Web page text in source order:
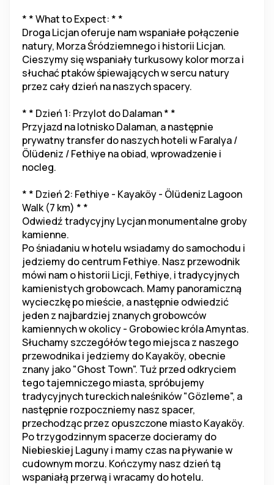
* * What to Expect: * *
Droga Licjan oferuje nam wspaniałe połączenie
natury, Morza Śródziemnego i historii Licjan.
Cieszymy się wspaniały turkusowy kolor morza i
słuchać ptaków śpiewających w sercu natury
przez cały dzień na naszych spacery.
* * Dzień 1: Przylot do Dalaman * *
Przyjazd na lotnisko Dalaman, a następnie
prywatny transfer do naszych hoteli w Faralya /
Ölüdeniz / Fethiye na obiad, wprowadzenie i
nocleg.
* * Dzień 2: Fethiye - Kayaköy - Ölüdeniz Lagoon
Walk (7 km) * *
Odwiedź tradycyjny Lycjan monumentalne groby
kamienne.
Po śniadaniu w hotelu wsiadamy do samochodu i
jedziemy do centrum Fethiye. Nasz przewodnik
mówi nam o historii Licji, Fethiye, i tradycyjnych
kamienistych grobowcach. Mamy panoramiczną
wycieczkę po mieście, a następnie odwiedzić
jeden z najbardziej znanych grobowców
kamiennych w okolicy - Grobowiec króla Amyntas.
Słuchamy szczegółów tego miejsca z naszego
przewodnika i jedziemy do Kayaköy, obecnie
znany jako "Ghost Town". Tuż przed odkryciem
tego tajemniczego miasta, spróbujemy
tradycyjnych tureckich naleśników "Gözleme", a
następnie rozpoczniemy nasz spacer,
przechodząc przez opuszczone miasto Kayaköy.
Po trzygodzinnym spacerze docieramy do
Niebieskiej Laguny i mamy czas na pływanie w
cudownym morzu. Kończymy nasz dzień tą
wspaniałą przerwą i wracamy do hotelu.